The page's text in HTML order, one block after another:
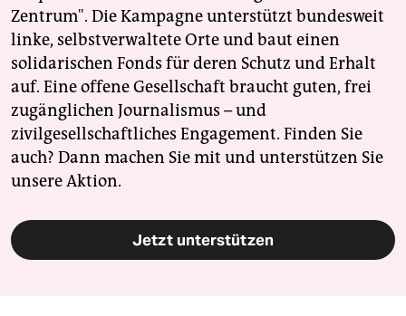
Zentrum". Die Kampagne unterstützt bundesweit
linke, selbstverwaltete Orte und baut einen
solidarischen Fonds für deren Schutz und Erhalt
auf. Eine offene Gesellschaft braucht guten, frei
zugänglichen Journalismus – und
zivilgesellschaftliches Engagement. Finden Sie
auch? Dann machen Sie mit und unterstützen Sie
unsere Aktion.
Jetzt unterstützen